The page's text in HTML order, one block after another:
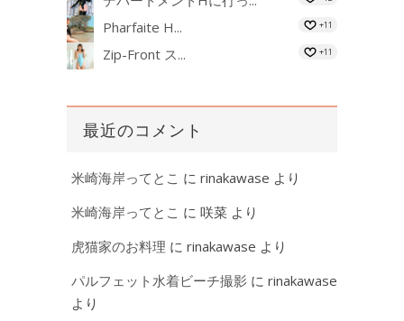
Pharfaite H... +11
Zip-Front ス... +11
最近のコメント
米崎海岸ってとこ に rinakawase より
米崎海岸ってとこ に 咲菜 より
虎猫家のお料理 に rinakawase より
パルフェット水着ビーチ撮影 に rinakawase
より